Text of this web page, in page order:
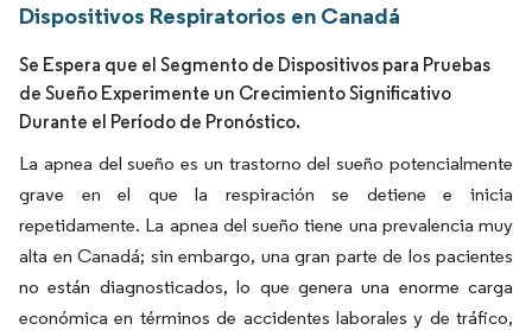
Dispositivos Respiratorios en Canadá
Se Espera que el Segmento de Dispositivos para Pruebas
de Sueño Experimente un Crecimiento Significativo
Durante el Período de Pronóstico.
La apnea del sueño es un trastorno del sueño potencialmente
grave en el que la respiración se detiene e inicia
repetidamente. La apnea del sueño tiene una prevalencia muy
alta en Canadá; sin embargo, una gran parte de los pacientes
no están diagnosticados, lo que genera una enorme carga
económica en términos de accidentes laborales y de tráfico,